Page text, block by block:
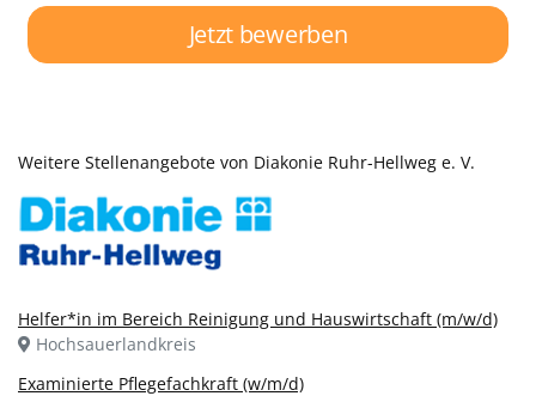
Jetzt bewerben
Weitere Stellenangebote von Diakonie Ruhr-Hellweg e. V.
Helfer*in im Bereich Reinigung und Hauswirtschaft (m/w/d)
Hochsauerlandkreis
Examinierte Pflegefachkraft (w/m/d)